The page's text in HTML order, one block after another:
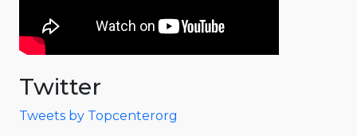
Twitter
Tweets by Topcenterorg